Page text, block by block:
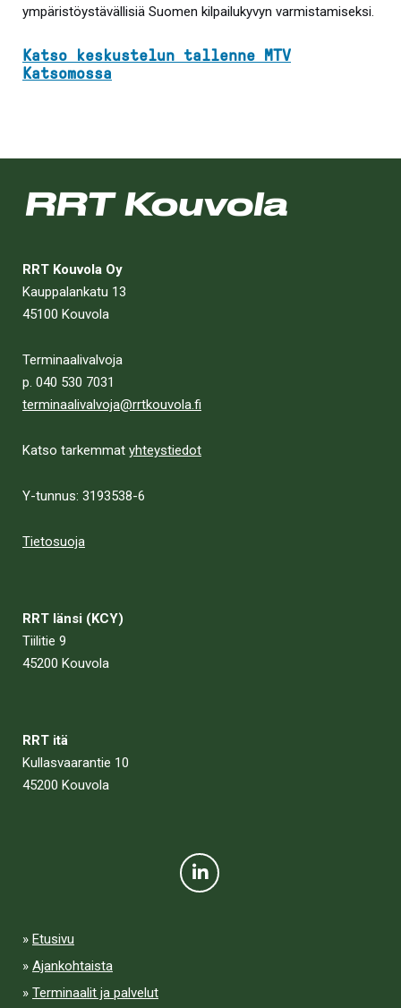
ympäristöystävällisiä Suomen kilpailukyvyn varmistamiseksi.
Katso keskustelun tallenne MTV
Katsomossa
RRT Kouvola Oy
Kauppalankatu 13
45100 Kouvola
Terminaalivalvoja
p. 040 530 7031
terminaalivalvoja@rrtkouvola.fi
Katso tarkemmat yhteystiedot
Y-tunnus: 3193538-6
Tietosuoja
RRT länsi (KCY)
Tiilitie 9
45200 Kouvola
RRT itä
Kullasvaarantie 10
45200 Kouvola
Etusivu
Ajankohtaista
Terminaalit ja palvelut